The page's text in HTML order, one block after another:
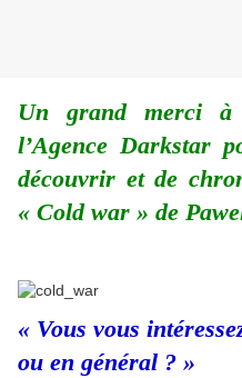
Un grand merci à
l’Agence Darkstar
découvrir et de
« Cold war » de
« Vous vous
ou en général ? »